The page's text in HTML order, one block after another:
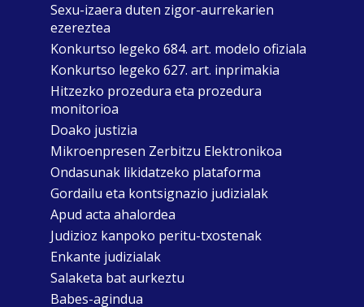
Sexu-izaera duten zigor-aurrekarien
ezereztea
Konkurtso legeko 684. art. modelo ofiziala
Konkurtso legeko 627. art. inprimakia
Hitzezko prozedura eta prozedura
monitorioa
Doako justizia
Mikroenpresen Zerbitzu Elektronikoa
Ondasunak likidatzeko plataforma
Gordailu eta kontsignazio judizialak
Apud acta ahalordea
Judizioz kanpoko peritu-txostenak
Enkante judizialak
Salaketa bat aurkeztu
Babes-agindua